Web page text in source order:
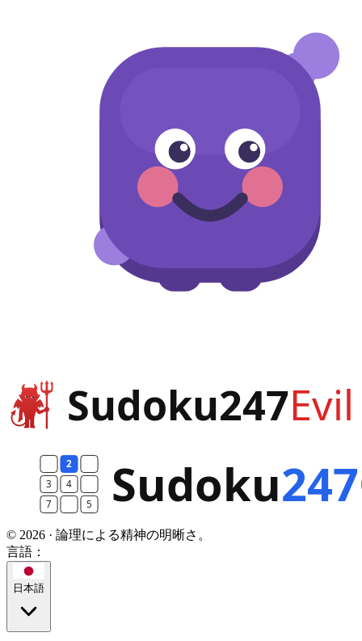
© 2026 · 論理による精神の明晰さ。
言語：
日本語